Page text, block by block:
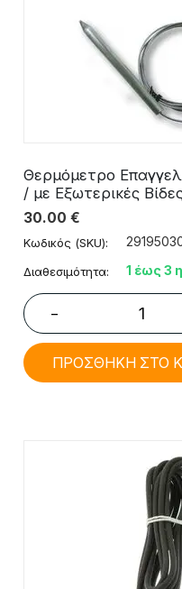
Θερμόμετρο
/ με Εξωτερικές
30.00 €
Κωδικός (SKU):
Διαθεσιμότητα: 1 έως 3
−
ΠΡΟΣΘΗΚΗ ΣΤΟ